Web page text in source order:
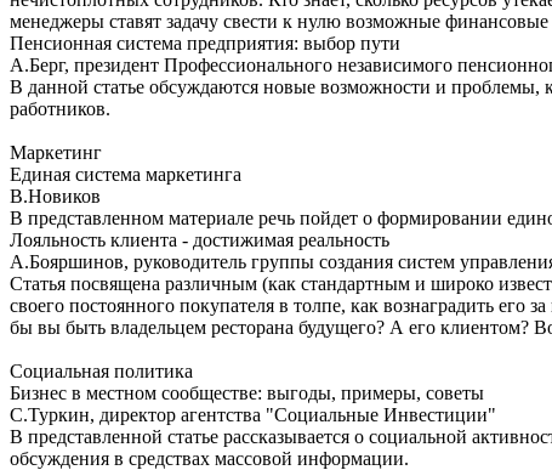
менеджеры ставят задачу свести к нулю возможные финансовые
Пенсионная система предприятия: выбор пути
А.Берг, президент Профессионального независимого
В данной статье обсуждаются новые возможности и проблемы,
работников.
Маркетинг
Единая система маркетинга
В.Новиков
В представленном материале речь пойдет о формировании
Лояльность клиента - достижимая реальность
А.Бояршинов, руководитель группы создания систем
Статья посвящена различным (как стандартным и широко
своего постоянного покупателя в толпе, как вознаградить его
бы вы быть владельцем ресторана будущего? А его клиентом?
Социальная политика
Бизнес в местном сообществе: выгоды, примеры, советы
С.Туркин, директор агентства "Социальные Инвестиции"
В представленной статье рассказывается о социальной
обсуждения в средствах массовой информации.